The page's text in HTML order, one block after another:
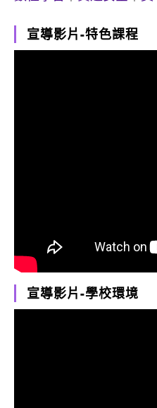
宣導影片-特色課程
宣導影片-學校環境